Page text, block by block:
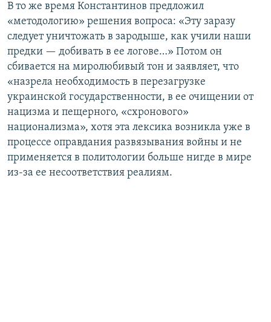
В то же время Константинов предложил
«методологию» решения вопроса: «Эту заразу
следует уничтожать в зародыше, как учили наши
предки — добивать в ее логове…» Потом он
сбивается на миролюбивый тон и заявляет, что
«назрела необходимость в перезагрузке
украинской государственности, в ее очищении от
нацизма и пещерного, «схронового»
национализма», хотя эта лексика возникла уже в
процессе оправдания развязывания войны и не
применяется в политологии больше нигде в мире
из-за ее несоответствия реалиям.